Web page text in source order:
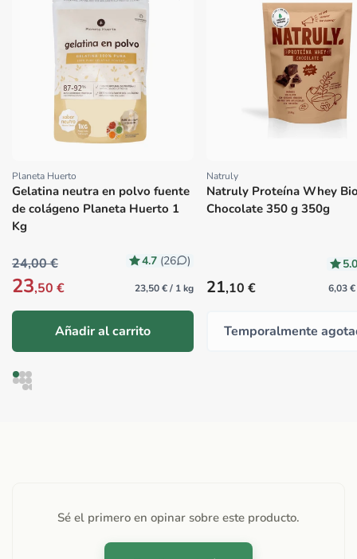
Proveedor:
Planeta Huerto
Gelatina neutra en polvo fuente
de colágeno Planeta Huerto 1
Kg
4.7 (26 )
24,00 €
23,50 € 23,50 € / 1 kg
Añadir al carrito
Proveedor:
Natruly
Natruly Proteína Whey
Chocolate 350 g 350g
Precio habitual
21,10 € 6,03
Temporalmente
Sé el primero en opinar sobre este producto.